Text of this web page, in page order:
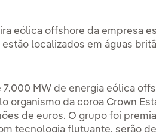
eólica offshore da empresa
localizados em águas
MW de energia eólica
organismo da coroa Crown
de euros. O grupo foi